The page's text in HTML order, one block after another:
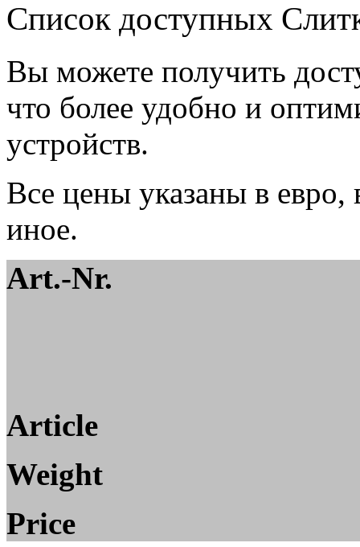
Список доступных
Вы можете получить
что более удобно и
устройств.
Все цены указаны в евро,
иное.
Art.-Nr.
Article
Weight
Price